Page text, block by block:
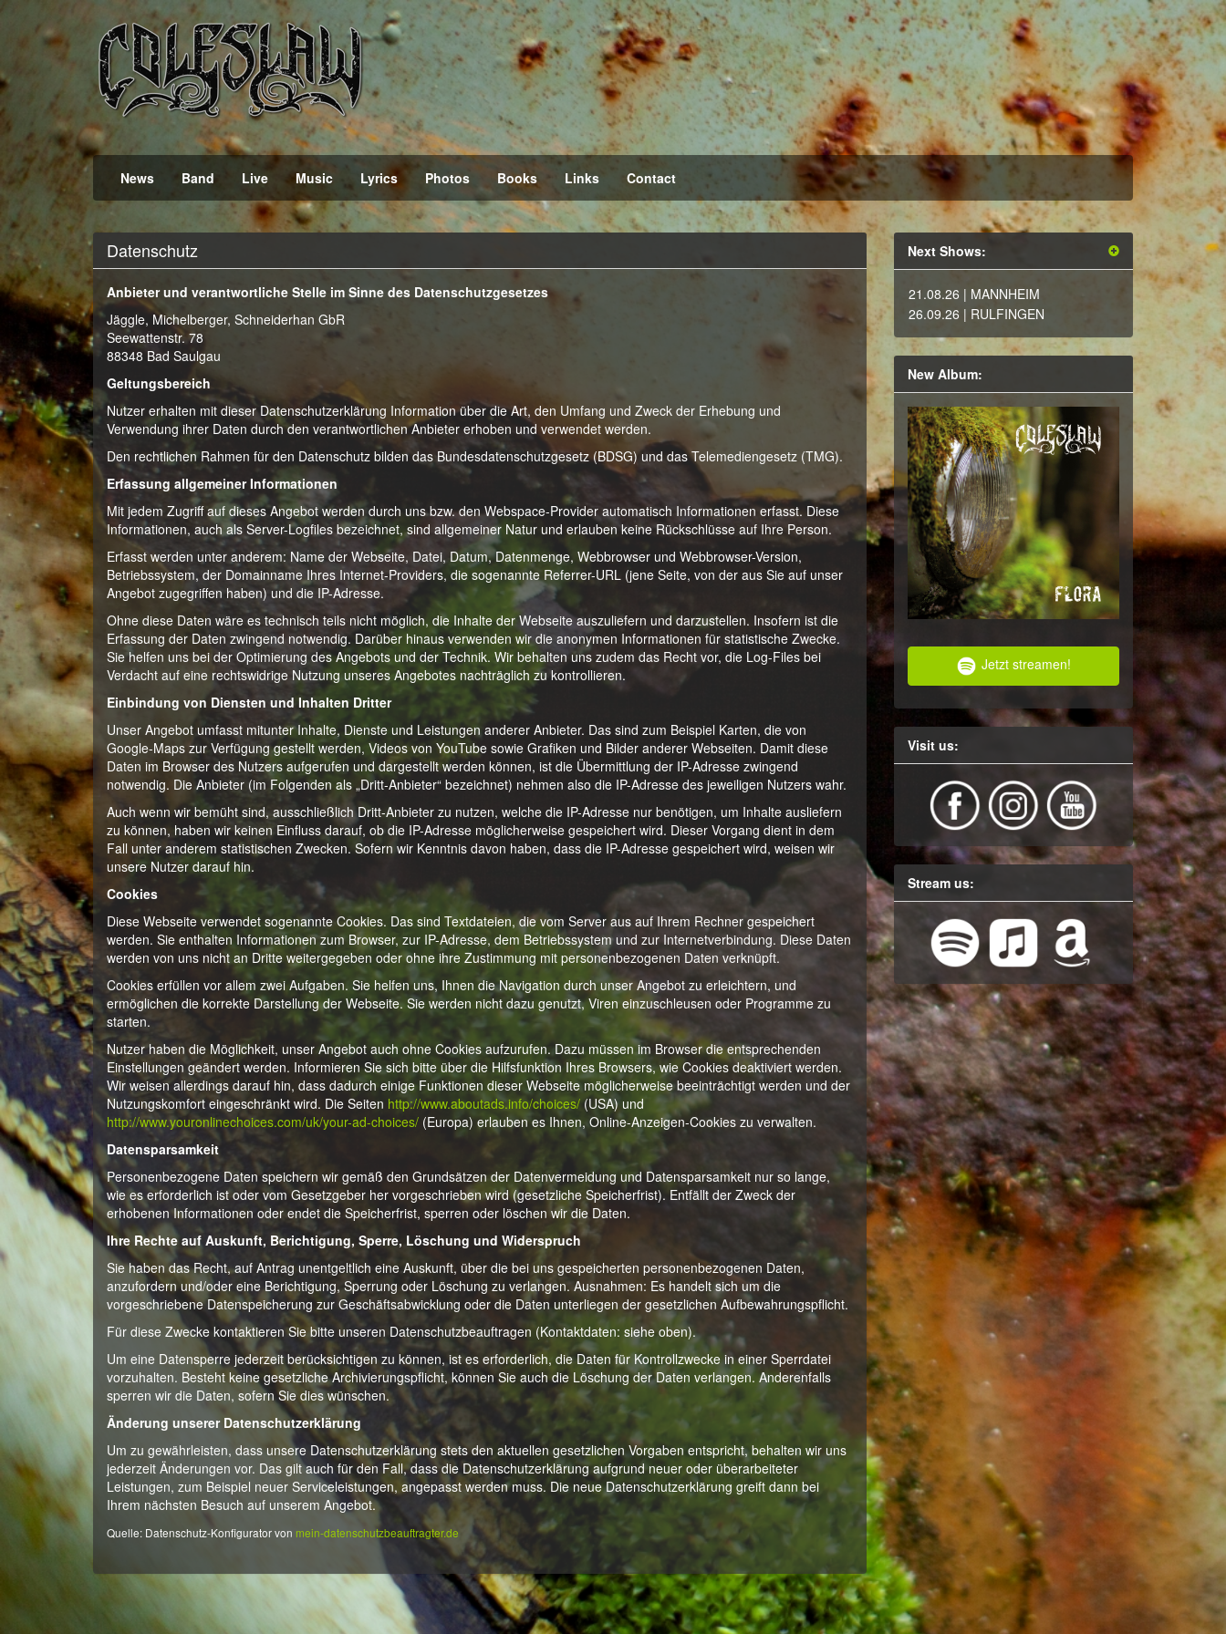
Coleslaw
Official Webpage
News Band Live Music Lyrics Photos Books Links Contact
Datenschutz
Anbieter und verantwortliche Stelle im Sinne des Datenschutzgesetzes
Jäggle, Michelberger, Schneiderhan GbR
Seewattenstr. 78
88348 Bad Saulgau
Geltungsbereich
Nutzer erhalten mit dieser Datenschutzerklärung Information über die Art, den Umfang und Zweck der Erhebung und
Verwendung ihrer Daten durch den verantwortlichen Anbieter erhoben und verwendet werden.
Den rechtlichen Rahmen für den Datenschutz bilden das Bundesdatenschutzgesetz (BDSG) und das Telemediengesetz (TMG).
Erfassung allgemeiner Informationen
Mit jedem Zugriff auf dieses Angebot werden durch uns bzw. den Webspace-Provider automatisch Informationen erfasst. Diese
Informationen, auch als Server-Logfiles bezeichnet, sind allgemeiner Natur und erlauben keine Rückschlüsse auf Ihre Person.
Erfasst werden unter anderem: Name der Webseite, Datei, Datum, Datenmenge, Webbrowser und Webbrowser-Version,
Betriebssystem, der Domainname Ihres Internet-Providers, die sogenannte Referrer-URL (jene Seite, von der aus Sie auf unser
Angebot zugegriffen haben) und die IP-Adresse.
Ohne diese Daten wäre es technisch teils nicht möglich, die Inhalte der Webseite auszuliefern und darzustellen. Insofern ist die
Erfassung der Daten zwingend notwendig. Darüber hinaus verwenden wir die anonymen Informationen für statistische Zwecke.
Sie helfen uns bei der Optimierung des Angebots und der Technik. Wir behalten uns zudem das Recht vor, die Log-Files bei
Verdacht auf eine rechtswidrige Nutzung unseres Angebotes nachträglich zu kontrollieren.
Einbindung von Diensten und Inhalten Dritter
Unser Angebot umfasst mitunter Inhalte, Dienste und Leistungen anderer Anbieter. Das sind zum Beispiel Karten, die von
Google-Maps zur Verfügung gestellt werden, Videos von YouTube sowie Grafiken und Bilder anderer Webseiten. Damit diese
Daten im Browser des Nutzers aufgerufen und dargestellt werden können, ist die Übermittlung der IP-Adresse zwingend
notwendig. Die Anbieter (im Folgenden als „Dritt-Anbieter“ bezeichnet) nehmen also die IP-Adresse des jeweiligen Nutzers wahr.
Auch wenn wir bemüht sind, ausschließlich Dritt-Anbieter zu nutzen, welche die IP-Adresse nur benötigen, um Inhalte ausliefern
zu können, haben wir keinen Einfluss darauf, ob die IP-Adresse möglicherweise gespeichert wird. Dieser Vorgang dient in dem
Fall unter anderem statistischen Zwecken. Sofern wir Kenntnis davon haben, dass die IP-Adresse gespeichert wird, weisen wir
unsere Nutzer darauf hin.
Cookies
Diese Webseite verwendet sogenannte Cookies. Das sind Textdateien, die vom Server aus auf Ihrem Rechner gespeichert
werden. Sie enthalten Informationen zum Browser, zur IP-Adresse, dem Betriebssystem und zur Internetverbindung. Diese Daten
werden von uns nicht an Dritte weitergegeben oder ohne ihre Zustimmung mit personenbezogenen Daten verknüpft.
Cookies erfüllen vor allem zwei Aufgaben. Sie helfen uns, Ihnen die Navigation durch unser Angebot zu erleichtern, und
ermöglichen die korrekte Darstellung der Webseite. Sie werden nicht dazu genutzt, Viren einzuschleusen oder Programme zu
starten.
Nutzer haben die Möglichkeit, unser Angebot auch ohne Cookies aufzurufen. Dazu müssen im Browser die entsprechenden
Einstellungen geändert werden. Informieren Sie sich bitte über die Hilfsfunktion Ihres Browsers, wie Cookies deaktiviert werden.
Wir weisen allerdings darauf hin, dass dadurch einige Funktionen dieser Webseite möglicherweise beeinträchtigt werden und der
Nutzungskomfort eingeschränkt wird. Die Seiten http://www.aboutads.info/choices/(USA) und
http://www.youronlinechoices.com/uk/your-ad-choices/ (Europa) erlauben es Ihnen, Online-Anzeigen-Cookies zu verwalten.
Datensparsamkeit
Personenbezogene Daten speichern wir gemäß den Grundsätzen der Datenvermeidung und Datensparsamkeit nur so lange,
wie es erforderlich ist oder vom Gesetzgeber her vorgeschrieben wird (gesetzliche Speicherfrist). Entfällt der Zweck der
erhobenen Informationen oder endet die Speicherfrist, sperren oder löschen wir die Daten.
Ihre Rechte auf Auskunft, Berichtigung, Sperre, Löschung und Widerspruch
Sie haben das Recht, auf Antrag unentgeltlich eine Auskunft, über die bei uns gespeicherten personenbezogenen Daten,
anzufordern und/oder eine Berichtigung, Sperrung oder Löschung zu verlangen. Ausnahmen: Es handelt sich um die
vorgeschriebene Datenspeicherung zur Geschäftsabwicklung oder die Daten unterliegen der gesetzlichen Aufbewahrungspflicht.
Für diese Zwecke kontaktieren Sie bitte unseren Datenschutzbeauftragen (Kontaktdaten: siehe oben).
Um eine Datensperre jederzeit berücksichtigen zu können, ist es erforderlich, die Daten für Kontrollzwecke in einer Sperrdatei
vorzuhalten. Besteht keine gesetzliche Archivierungspflicht, können Sie auch die Löschung der Daten verlangen. Anderenfalls
sperren wir die Daten, sofern Sie dies wünschen.
Änderung unserer Datenschutzerklärung
Um zu gewährleisten, dass unsere Datenschutzerklärung stets den aktuellen gesetzlichen Vorgaben entspricht, behalten wir uns
jederzeit Änderungen vor. Das gilt auch für den Fall, dass die Datenschutzerklärung aufgrund neuer oder überarbeiteter
Leistungen, zum Beispiel neuer Serviceleistungen, angepasst werden muss. Die neue Datenschutzerklärung greift dann bei
Ihrem nächsten Besuch auf unserem Angebot.
Quelle: Datenschutz-Konfigurator von mein-datenschutzbeauftragter.de
Next Shows:
21.08.26 | MANNHEIM
26.09.26 | RULFINGEN
New Album:
Jetzt streamen!
Visit us:
Stream us: